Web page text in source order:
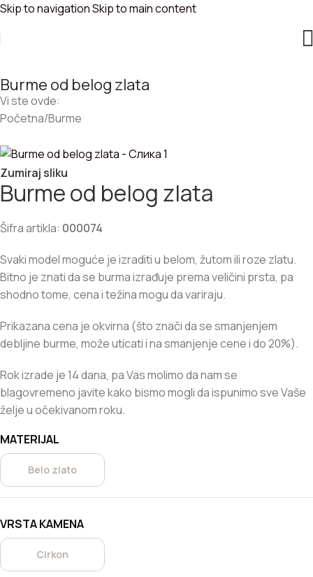
Skip to navigationSkip to main content
Burme od belog zlata
Vi ste ovde:
Početna/Burme
Zumiraj sliku
Burme od belog zlata
Šifra artikla: 000074
Svaki model moguće je izraditi u belom, žutom ili roze zlatu.
Bitno je znati da se burma izrađuje prema veličini prsta, pa
shodno tome, cena i težina mogu da variraju.
Prikazana cena je okvirna (što znači da se smanjenjem
debljine burme, može uticati i na smanjenje cene i do 20%).
Rok izrade je 14 dana, pa Vas molimo da nam se
blagovremeno javite kako bismo mogli da ispunimo sve Vaše
želje u očekivanom roku.
MATERIJAL
Belo zlato
VRSTA KAMENA
Cirkon